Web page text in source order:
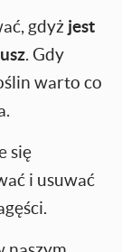
gdyż jest
. Gdy
warto co
się
i usuwać